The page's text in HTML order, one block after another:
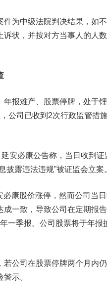
中级法院判决结果，如不
诉状，并按对方当事人的人
难产、股票停牌，处于锂
公司已收到2次行政监管措
必康公告称，当日收到证
披露违法违规”被证监会立案
股价涨停，然而公司当日
成一致，导致公司在定期报
一季报。公司股票将于年
公司在股票停牌两个月内仍
示。